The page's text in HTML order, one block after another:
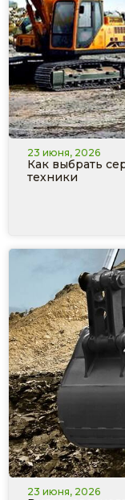
23 июня, 2026
Как выбрать
техники
23 июня, 2026